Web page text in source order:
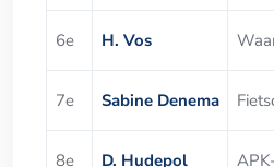
6e H. Vos
7e Sabine Denema
8e D. Hudepol